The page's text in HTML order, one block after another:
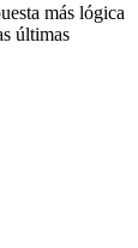
más lógica
últimas